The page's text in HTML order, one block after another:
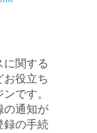
に関する
お役立ち
です。
の通知が
録の手続